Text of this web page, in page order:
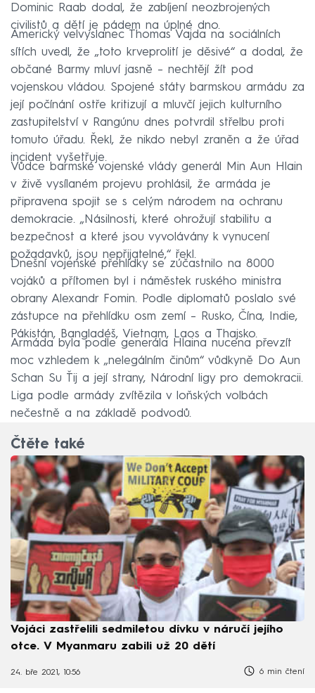
Dominic Raab dodal, že zabíjení neozbrojených
civilistů a dětí je pádem na úplné dno.
Americký velvyslanec Thomas Vajda na sociálních
sítích uvedl, že „toto krveprolití je děsivé“ a dodal, že
občané Barmy mluví jasně – nechtějí žít pod
vojenskou vládou. Spojené státy barmskou armádu za
její počínání ostře kritizují a mluvčí jejich kulturního
zastupitelství v Rangúnu dnes potvrdil střelbu proti
tomuto úřadu. Řekl, že nikdo nebyl zraněn a že úřad
incident vyšetřuje.
Vůdce barmské vojenské vlády generál Min Aun Hlain
v živě vysílaném projevu prohlásil, že armáda je
připravena spojit se s celým národem na ochranu
demokracie. „Násilnosti, které ohrožují stabilitu a
bezpečnost a které jsou vyvolávány k vynucení
požadavků, jsou nepřijatelné,“ řekl.
Dnešní vojenské přehlídky se zúčastnilo na 8000
vojáků a přítomen byl i náměstek ruského ministra
obrany Alexandr Fomin. Podle diplomatů poslalo své
zástupce na přehlídku osm zemí – Rusko, Čína, Indie,
Pákistán, Bangladéš, Vietnam, Laos a Thajsko.
Armáda byla podle generála Hlaina nucena převzít
moc vzhledem k „nelegálním činům“ vůdkyně Do Aun
Schan Su Ťij a její strany, Národní ligy pro demokracii.
Liga podle armády zvítězila v loňských volbách
nečestně a na základě podvodů.
Čtěte také
Vojáci zastřelili sedmiletou dívku v náručí jejího
otce. V Myanmaru zabili už 20 dětí
24. bře 2021, 10:56 6 min čtení